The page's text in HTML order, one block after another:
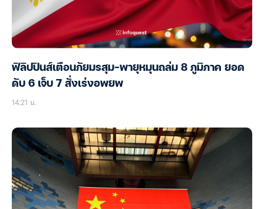
ฟิลิปปินส์เตือนภัยมรสุม-พายุหมุนถล่ม 8 ภูมิภาค ยอด
ดับ 6 เจ็บ 7 สั่งเร่งอพยพ
14:21 น.